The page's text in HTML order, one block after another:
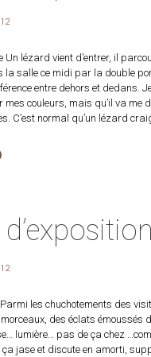
Un lézard vient d’entrer, il
la salle ce midi par la double
entre dehors et dedans.
couleurs, mais qu’il va me
C’est normal qu’un lézard
les chuchotements des
des éclats émoussés
lumière… pas de ça chez
jase et discute en amorti,